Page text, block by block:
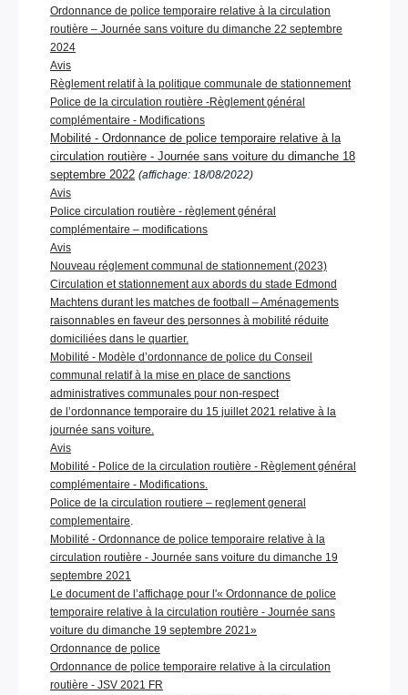
Ordonnance de police temporaire relative à la circulation
routière – Journée sans voiture du dimanche 22 septembre
2024
Avis
Règlement relatif à la politique communale de stationnement
Police de la circulation routière -Règlement général
complémentaire - Modifications
Mobilité - Ordonnance de police temporaire relative à la
circulation routière - Journée sans voiture du dimanche 18
septembre 2022 (affichage: 18/08/2022)
Avis
Police circulation routière - règlement général
complémentaire – modifications
Avis
Nouveau réglement communal de stationnement (2023)
Circulation et stationnement aux abords du stade Edmond
Machtens durant les matches de football – Aménagements
raisonnables en faveur des personnes à mobilité réduite
domiciliées dans le quartier.
Mobilité - Modèle d’ordonnance de police du Conseil
communal relatif à la mise en place de sanctions
administratives communales pour non-respect
de l’ordonnance temporaire du 15 juillet 2021 relative à la
journée sans voiture.
Avis
Mobilité - Police de la circulation routière - Règlement général
complémentaire - Modifications.
Police de la circulation routiere – reglement general
complementaire
Mobilité - Ordonnance de police temporaire relative à la
circulation routière - Journée sans voiture du dimanche 19
septembre 2021
Le document de l’affichage pour l'« Ordonnance de police
temporaire relative à la circulation routière - Journée sans
voiture du dimanche 19 septembre 2021»
Ordonnance de police
Ordonnance de police temporaire relative à la circulation
routière - JSV 2021 FR